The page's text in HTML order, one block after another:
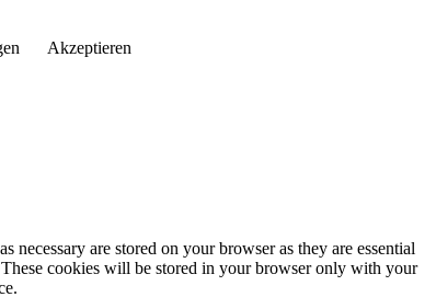
Akzeptieren
are stored on your browser as they are essential
cookies will be stored in your browser only with your